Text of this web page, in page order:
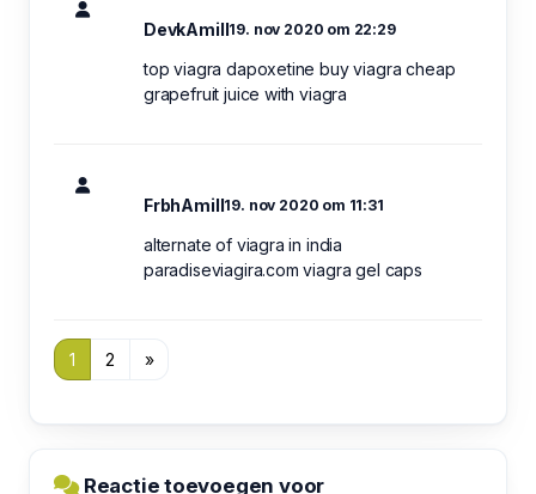
DevkAmill19. nov 2020 om 22:29
top viagra dapoxetine buy viagra cheap
grapefruit juice with viagra
FrbhAmill19. nov 2020 om 11:31
alternate of viagra in india
paradiseviagira.com viagra gel caps
1 2 »
Reactie toevoegen voor